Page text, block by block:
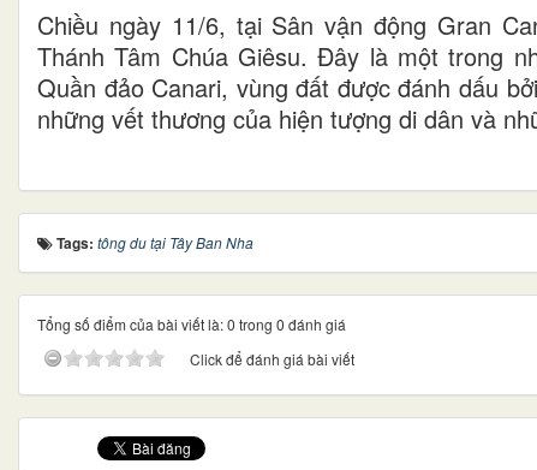
Chiều ngày 11/6, tại Sân vận động Gran
Thánh Tâm Chúa Giêsu. Đây là một trong
Quần đảo Canari, vùng đất được đánh dấu
những vết thương của hiện tượng di dân và
Tags: tông du tại Tây Ban Nha
Tổng số điểm của bài viết là: 0 trong 0 đánh giá
Click để đánh giá bài viết